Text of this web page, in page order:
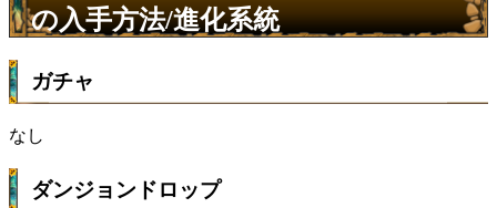
の入手方法/進化系統
ガチャ
なし
ダンジョンドロップ